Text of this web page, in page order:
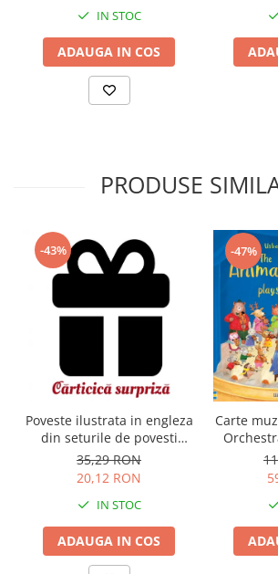
IN STOC
ADAUGA IN COS
PRODUSE
-43%
Poveste ilustrata in engleza
din seturile de povesti
Usborne
35,29 RON
20,12 RON
IN STOC
ADAUGA IN COS
-47%
Carte